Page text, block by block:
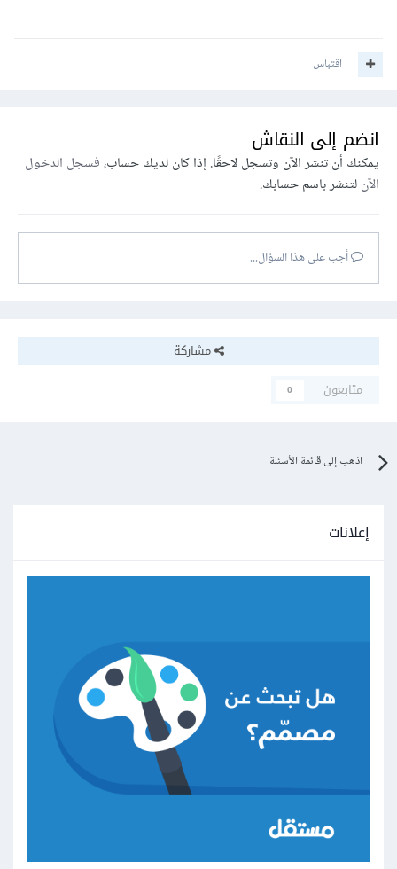
اقتباس
انضم إلى النقاش
يمكنك أن تنشر الآن وتسجل لاحقًا. إذا كان لديك حساب،فسجل الدخول
الآنلتنشر باسم حسابك.
أجب على هذا السؤال...
مشاركة
متابعون
0
اذهب إلى قائمة الأسئلة
إعلانات